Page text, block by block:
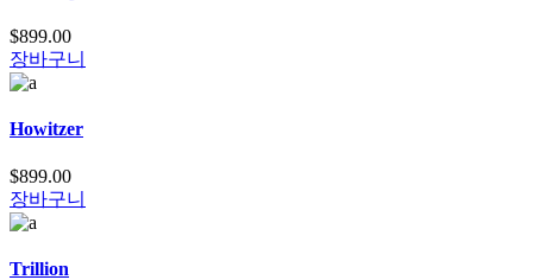
$899.00
장바구니
Howitzer
$899.00
장바구니
Trillion